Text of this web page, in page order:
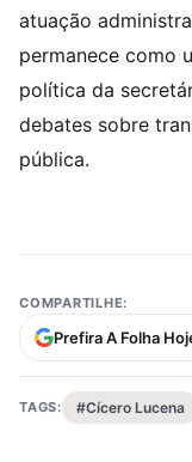
atuação
permanece como
política da
debates sobre
pública.
COMPARTILHE:
Prefira A Folha
TAGS: #Cícero Lucena